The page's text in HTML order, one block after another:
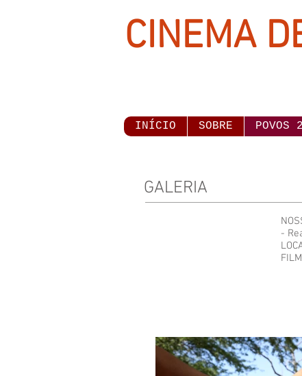
CINEMA
INÍCIO SOBRE POVOS
GALERIA
-